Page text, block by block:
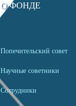
О ФОНДЕ
Попечительский совет
Научные советники
Сотрудники